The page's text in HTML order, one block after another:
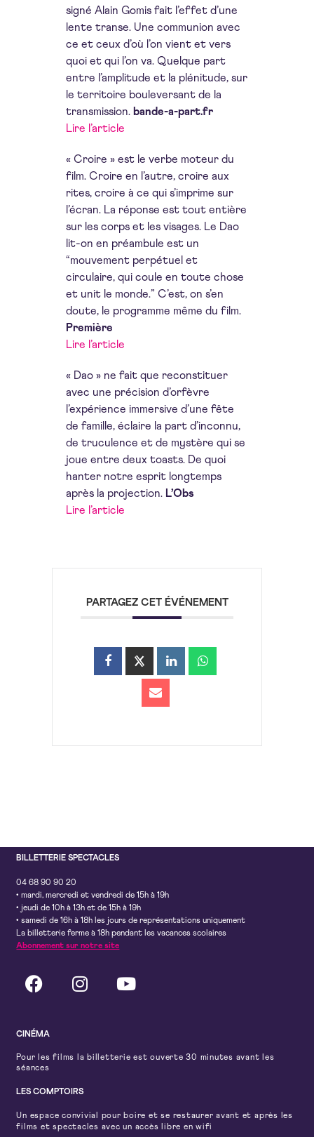
signé Alain Gomis fait l’effet d’une
lente transe. Une communion avec
ce et ceux d’où l’on vient et vers
quoi et qui l’on va. Quelque part
entre l’amplitude et la plénitude, sur
le territoire bouleversant de la
transmission. bande-a-part.fr
Lire l’article
« Croire » est le verbe moteur du
film. Croire en l’autre, croire aux
rites, croire à ce qui s’imprime sur
l’écran. La réponse est tout entière
sur les corps et les visages. Le Dao
lit-on en préambule est un
“mouvement perpétuel et
circulaire, qui coule en toute chose
et unit le monde.” C’est, on s’en
doute, le programme même du film.
Première
Lire l’article
« Dao » ne fait que reconstituer
avec une précision d’orfèvre
l’expérience immersive d’une fête
de famille, éclaire la part d’inconnu,
de truculence et de mystère qui se
joue entre deux toasts. De quoi
hanter notre esprit longtemps
après la projection. L’Obs
Lire l’article
PARTAGEZ CET ÉVÉNEMENT
BILLETTERIE SPECTACLES
04 68 90 90 20
• mardi, mercredi et vendredi de 15h à 19h
• jeudi de 10h à 13h et de 15h à 19h
• samedi de 16h à 18h les jours de représentations uniquement
La billetterie ferme à 18h pendant les vacances scolaires
Abonnement sur notre site
CINÉMA
Pour les films la billetterie est ouverte 30 minutes avant les
séances
LES COMPTOIRS
Un espace convivial pour boire et se restaurer avant et après les
films et spectacles avec un accès libre en wifi